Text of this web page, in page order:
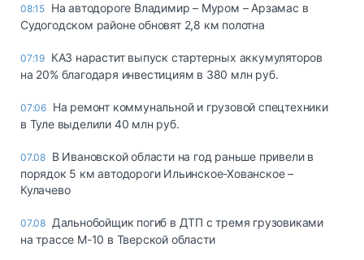
08:15 На автодороге Владимир – Муром – Арзамас в
Судогодском районе обновят 2,8 км полотна
07:19 КАЗ нарастит выпуск стартерных аккумуляторов
на 20% благодаря инвестициям в 380 млн руб.
07:06 На ремонт коммунальной и грузовой спецтехники
в Туле выделили 40 млн руб.
07.08 В Ивановской области на год раньше привели в
порядок 5 км автодороги Ильинское-Хованское –
Кулачево
07.08 Дальнобойщик погиб в ДТП с тремя грузовиками
на трассе М-10 в Тверской области